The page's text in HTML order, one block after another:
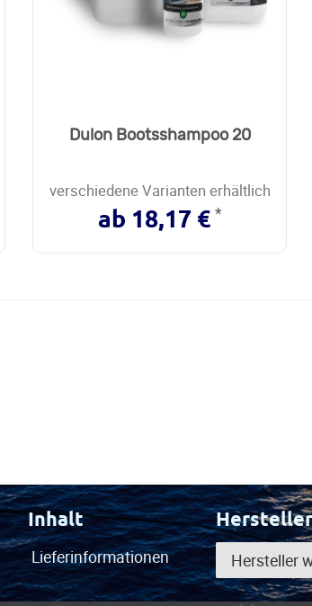
Dulon Bootsshampoo 20
verschiedene Varianten erhältlich
ab 18,17 € *
Inhalt
Lieferinformationen
Hersteller
Hersteller